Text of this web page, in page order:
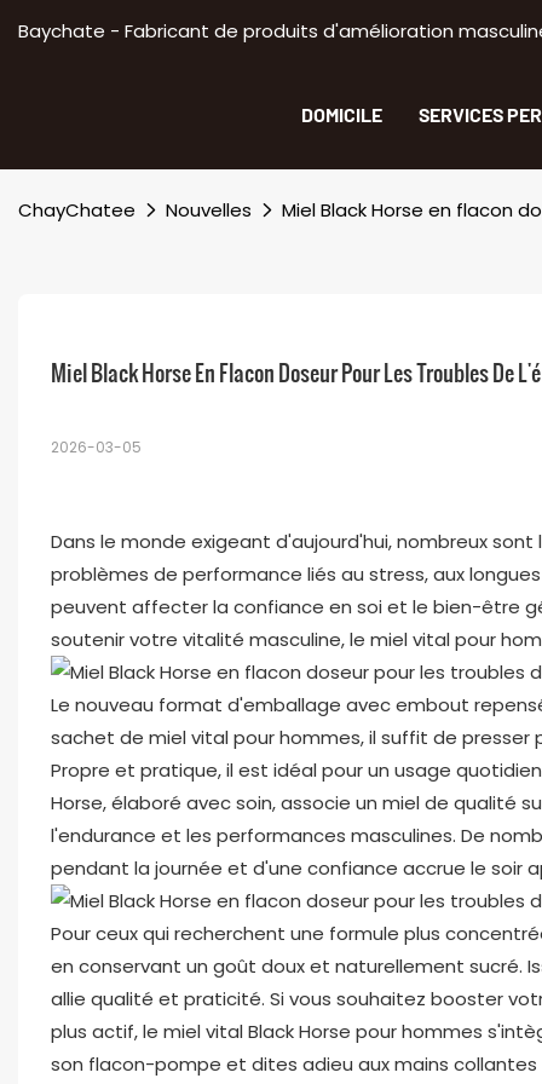
Baychate - Fabricant de produits d'amélioration
DOMICILE SERVICES
ChayChatee Nouvelles Miel Black Horse en flacon
Miel Black Horse En Flacon Doseur Pour Les Troubles De
2026-03-05
Dans le monde exigeant d'aujourd'hui, nombreux
problèmes de performance liés au stress, aux
peuvent affecter la confiance en soi et le bien-être
soutenir votre vitalité masculine, le miel vital pour
Le nouveau format d'emballage avec embout
sachet de miel vital pour hommes, il suffit de presser
Propre et pratique, il est idéal pour un usage
Horse, élaboré avec soin, associe un miel de qualité
l'endurance et les performances masculines. De
pendant la journée et d'une confiance accrue le soir
Pour ceux qui recherchent une formule plus
en conservant un goût doux et naturellement sucré.
allie qualité et praticité. Si vous souhaitez booster
plus actif, le miel vital Black Horse pour hommes
son flacon-pompe et dites adieu aux mains collantes